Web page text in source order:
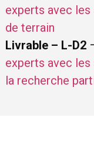
experts avec les
de terrain
Livrable – L-D2
experts avec les
la recherche